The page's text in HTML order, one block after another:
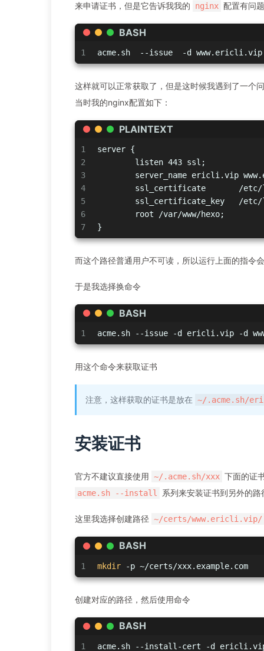
来申请证书，但是它告诉我我的 nginx 配置有问
BASH
1 acme.sh  --issue  -d
这样就可以正常获取了，但是这时候我遇到了一个
当时我的nginx配置如下：
PLAINTEXT
1
2
3
4
5
6
7
server {
        listen 443 ssl;
server_name ericli.vip
ssl_certificate       /
ssl_certificate_key   /
        root /var/www/hexo;
}
而这个路径普通用户不可读，所以运行上面的指令
于是我选择换命令
BASH
1 acme.sh --issue -d ericli.vip -d
用这个命令来获取证书
注意，这样获取的证书是放在 ~/.acme.sh/
安装证书
官方不建议直接使用 ~/.acme.sh/xxx 下面的证
acme.sh --install 系列来安装证书到另外的路
这里我选择创建路径 ~/certs/www.ericli.vip/
BASH
1 mkdir -p ~/certs/xxx.example.com
创建对应的路径，然后使用命令
BASH
1 acme.sh --install-cert -d